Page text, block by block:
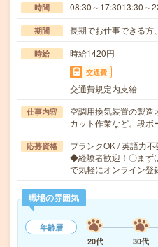
時間 08:30～17:3013:30～
期間 長期でお仕事できる方
時給 時給1420円
交通費
交通費規定内支給
仕事内容
空調用換気装置の製
カット作業など。段
応募資格
ブランクOK / 英語力不
◆経験者歓迎！〇まず
で気軽にオンライン
職場の雰囲気
年齢層
20代
30代